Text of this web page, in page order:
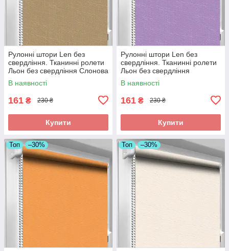
Рулонні штори Len без
свердління. Тканинні ролети
Льон без свердління Слонова
кістка 0881
В наявності
161 ₴ 230 ₴
Купити
Рулонні штори Len без
свердління. Тканинні ролети
Льон без свердління
Фіолетовий 7438
В наявності
161 ₴ 230 ₴
Купити
Топ –30% Топ –30%